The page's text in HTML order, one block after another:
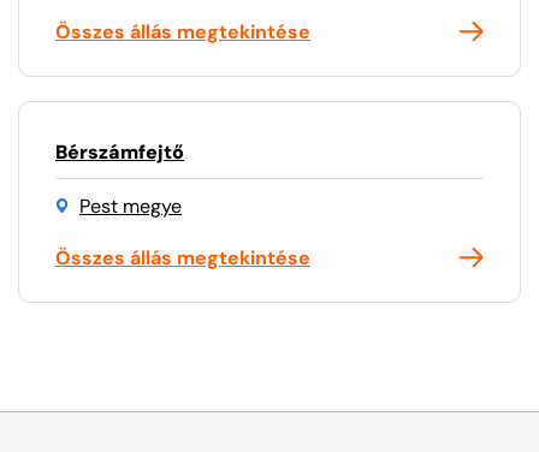
Összes állás megtekintése
Bérszámfejtő
Pest megye
Összes állás megtekintése